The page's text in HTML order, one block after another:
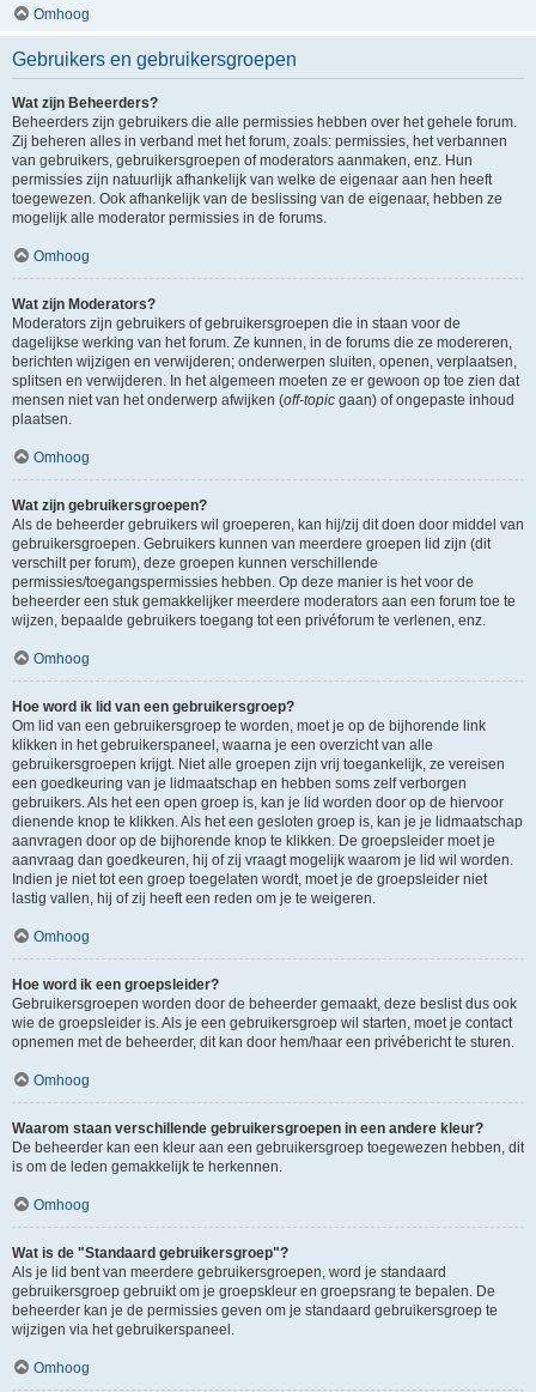
Omhoog
Gebruikers en gebruikersgroepen
Wat zijn Beheerders?
Beheerders zijn gebruikers die alle permissies hebben over het gehele forum.
Zij beheren alles in verband met het forum, zoals: permissies, het verbannen
van gebruikers, gebruikersgroepen of moderators aanmaken, enz. Hun
permissies zijn natuurlijk afhankelijk van welke de eigenaar aan hen heeft
toegewezen. Ook afhankelijk van de beslissing van de eigenaar, hebben ze
mogelijk alle moderator permissies in de forums.
Omhoog
Wat zijn Moderators?
Moderators zijn gebruikers of gebruikersgroepen die in staan voor de
dagelijkse werking van het forum. Ze kunnen, in de forums die ze modereren,
berichten wijzigen en verwijderen; onderwerpen sluiten, openen, verplaatsen,
splitsen en verwijderen. In het algemeen moeten ze er gewoon op toe zien dat
mensen niet van het onderwerp afwijken (off-topic gaan) of ongepaste inhoud
plaatsen.
Omhoog
Wat zijn gebruikersgroepen?
Als de beheerder gebruikers wil groeperen, kan hij/zij dit doen door middel van
gebruikersgroepen. Gebruikers kunnen van meerdere groepen lid zijn (dit
verschilt per forum), deze groepen kunnen verschillende
permissies/toegangspermissies hebben. Op deze manier is het voor de
beheerder een stuk gemakkelijker meerdere moderators aan een forum toe te
wijzen, bepaalde gebruikers toegang tot een privéforum te verlenen, enz.
Omhoog
Hoe word ik lid van een gebruikersgroep?
Om lid van een gebruikersgroep te worden, moet je op de bijhorende link
klikken in het gebruikerspaneel, waarna je een overzicht van alle
gebruikersgroepen krijgt. Niet alle groepen zijn vrij toegankelijk, ze vereisen
een goedkeuring van je lidmaatschap en hebben soms zelf verborgen
gebruikers. Als het een open groep is, kan je lid worden door op de hiervoor
dienende knop te klikken. Als het een gesloten groep is, kan je je lidmaatschap
aanvragen door op de bijhorende knop te klikken. De groepsleider moet je
aanvraag dan goedkeuren, hij of zij vraagt mogelijk waarom je lid wil worden.
Indien je niet tot een groep toegelaten wordt, moet je de groepsleider niet
lastig vallen, hij of zij heeft een reden om je te weigeren.
Omhoog
Hoe word ik een groepsleider?
Gebruikersgroepen worden door de beheerder gemaakt, deze beslist dus ook
wie de groepsleider is. Als je een gebruikersgroep wil starten, moet je contact
opnemen met de beheerder, dit kan door hem/haar een privébericht te sturen.
Omhoog
Waarom staan verschillende gebruikersgroepen in een andere kleur?
De beheerder kan een kleur aan een gebruikersgroep toegewezen hebben, dit
is om de leden gemakkelijk te herkennen.
Omhoog
Wat is de "Standaard gebruikersgroep"?
Als je lid bent van meerdere gebruikersgroepen, word je standaard
gebruikersgroep gebruikt om je groepskleur en groepsrang te bepalen. De
beheerder kan je de permissies geven om je standaard gebruikersgroep te
wijzigen via het gebruikerspaneel.
Omhoog